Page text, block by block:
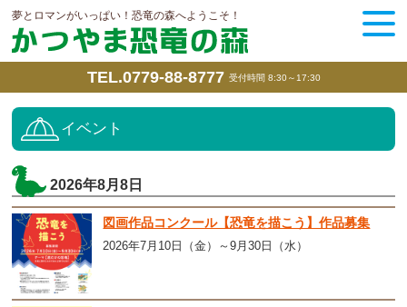
夢とロマンがいっぱい！恐竜の森へようこそ！
TEL.0779-88-8777 受付時間 8:30～17:30
イベント
2026年8月8日
図画作品コンクール【恐竜を描こう】作品募集
2026年7月10日（金）～9月30日（水）